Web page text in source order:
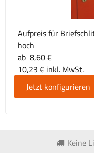
Aufpreis für
hoch
ab 8,60 €
10,23 € inkl. MwSt.
Jetzt konfigurieren
Keine